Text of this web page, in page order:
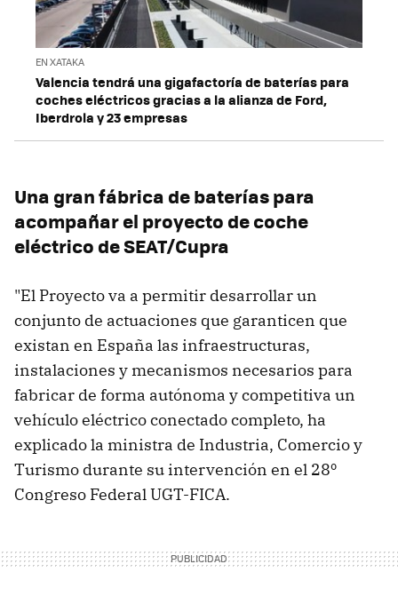
EN XATAKA
Valencia tendrá una gigafactoría de baterías para
coches eléctricos gracias a la alianza de Ford,
Iberdrola y 23 empresas
Una gran fábrica de baterías para
acompañar el proyecto de coche
eléctrico de SEAT/Cupra
"El Proyecto va a permitir desarrollar un
conjunto de actuaciones que garanticen que
existan en España las infraestructuras,
instalaciones y mecanismos necesarios para
fabricar de forma autónoma y competitiva un
vehículo eléctrico conectado completo, ha
explicado la ministra de Industria, Comercio y
Turismo durante su intervención en el 28º
Congreso Federal UGT-FICA.